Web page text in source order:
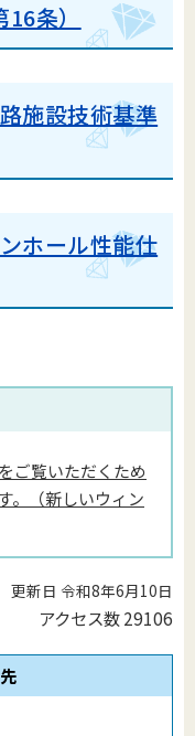
条）
施設技術基準
ホール性能仕
ご覧いただくため
。（新しいウィン
更新日 令和8年6月10日
アクセス数29106